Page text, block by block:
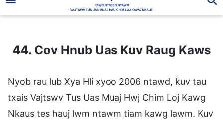
44. Cov Hnub Uas Kuv Raug Kaws
Nyob rau lub Xya Hli xyoo 2006 ntawd, kuv tau
txais Vajtswv Tus Uas Muaj Hwj Chim Loj Kawg
Nkaus tes hauj lwm ntawm tiam kawg lawm. Kuv